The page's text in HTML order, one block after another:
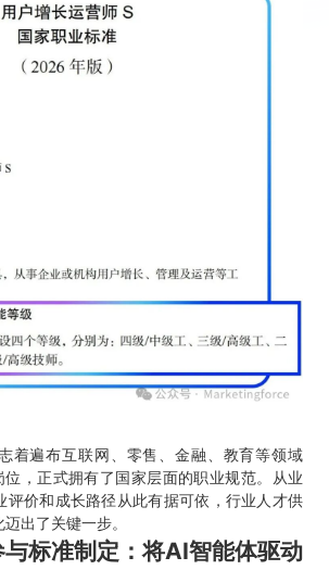
着遍布互联网、零售、金融、教育等领域
位，正式拥有了国家层面的职业规范。从业
评价和成长路径从此有据可依，行业人才供
出了关键一步。
标准制定：将AI智能体驱动